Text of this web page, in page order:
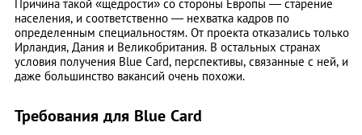
Причина такой «щедрости» со стороны Европы — старение
населения, и соответственно — нехватка кадров по
определенным специальностям. От проекта отказались только
Ирландия, Дания и Великобритания. В остальных странах
условия получения Blue Card, перспективы, связанные с ней, и
даже большинство вакансий очень похожи.
Требования для Blue Card